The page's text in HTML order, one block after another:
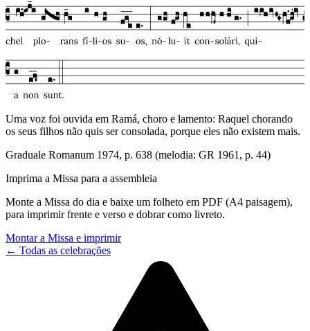
Uma voz foi ouvida em Ramá, choro e lamento: Raquel chorando
os seus filhos não quis ser consolada, porque eles não existem mais.
Graduale Romanum 1974, p. 638 (melodia: GR 1961, p. 44)
Imprima a Missa para a assembleia
Monte a Missa do dia e baixe um folheto em PDF (A4 paisagem),
para imprimir frente e verso e dobrar como livreto.
Montar a Missa e imprimir
← Todas as celebrações